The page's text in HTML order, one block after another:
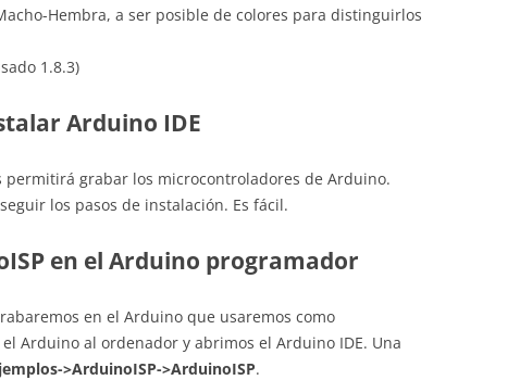
Hembra, a ser posible de colores para distinguirlos
1.8.3)
Arduino IDE
permitirá grabar los microcontroladores de Arduino.
los pasos de instalación. Es fácil.
en el Arduino programador
en el Arduino que usaremos como
Arduino al ordenador y abrimos el Arduino IDE. Una
>ArduinoISP->ArduinoISP.